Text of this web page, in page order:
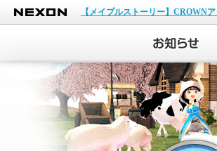
NEXON
【メイプルストーリー】CROWN